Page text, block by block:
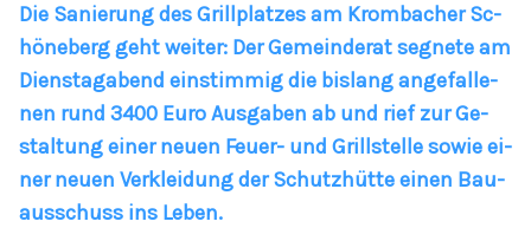
Die Sa­nie­rung des Grill­plat­zes am Krom­ba­cher Sc­
hö­ne­berg geht wei­ter: Der Ge­mein­de­rat seg­ne­te am
Di­ens­ta­g­a­bend ein­stim­mig die bis­lang an­ge­fal­le­
nen rund 3400 Eu­ro Aus­ga­ben ab und rief zur Ge­
stal­tung ei­ner neu­en Feu­er- und Grill­s­tel­le so­wie ei­
ner neu­en Ver­k­lei­dung der Schutz­hüt­te ei­nen Bau­
aus­schuss ins Le­ben.